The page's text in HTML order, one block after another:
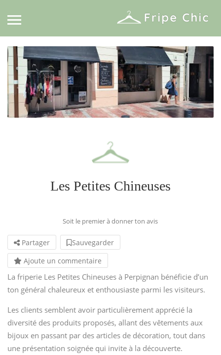
Les Petites Chineuses
Soit le premier à donner ton avis
Partager
Sauvegarder
Ajoute un commentaire
La friperie Les Petites Chineuses à Perpignan bénéficie d’un
ton général chaleureux et enthousiaste parmi les visiteurs.
Les clients semblent avoir particulièrement apprécié la
diversité des produits proposés, allant des vêtements aux
bijoux en passant par des articles de décoration, tout dans
une présentation soignée qui invite à la découverte.